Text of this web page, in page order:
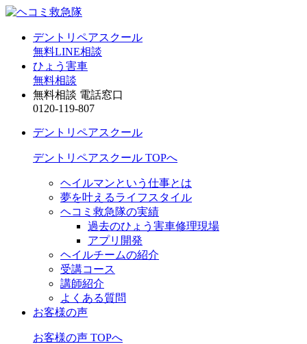
デントリペアスクール
無料LINE相談
ひょう害車
無料相談
無料相談 電話窓口
0120-119-807
デントリペアスクール
デントリペアスクール TOPへ
ヘイルマンという仕事とは
夢を叶えるライフスタイル
ヘコミ救急隊の実績
過去のひょう害車修理現場
アプリ開発
ヘイルチームの紹介
受講コース
講師紹介
よくある質問
お客様の声
お客様の声 TOPへ